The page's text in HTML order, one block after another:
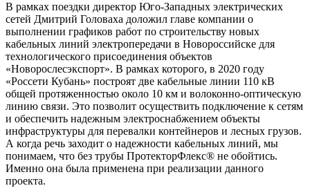
В рамках поездки директор Юго-Западных электрических
сетей Дмитрий Головаха доложил главе компании о
выполнении графиков работ по строительству новых
кабельных линий электропередачи в Новороссийске для
технологического присоединения объектов
«Новорослесэкспорт». В рамках которого, в 2020 году
«Россети Кубань» построят две кабельные линии 110 кВ
общей протяженностью около 10 км и волоконно-оптическую
линию связи. Это позволит осуществить подключение к сетям
и обеспечить надежным электроснабжением объекты
инфраструктуры для перевалки контейнеров и лесных грузов.
А когда речь заходит о надежности кабельных линий, мы
понимаем, что без трубы ПротекторФлекс® не обойтись.
Именно она была применена при реализации данного
проекта.